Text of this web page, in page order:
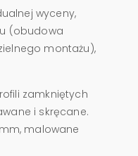
wyceny,
(obudowa
montażu),
zamkniętych
i skręcane.
malowane